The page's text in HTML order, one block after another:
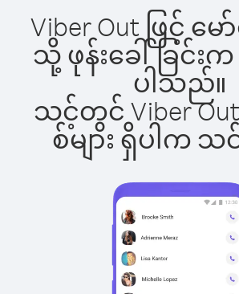
Viber Out ဖြင့်
သို့ ဖုန်းခေါ်ခြင်
ပါသည်။
သင့်တွင် Viber
စ်များ ရှိပါက